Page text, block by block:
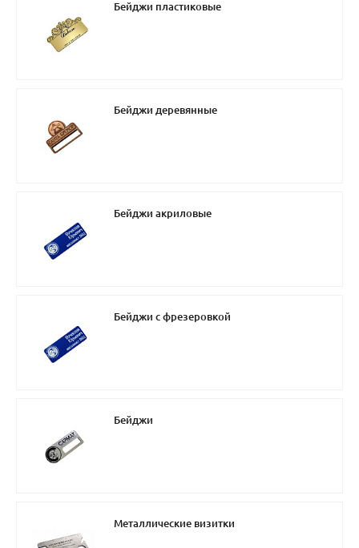
Бейджи пластиковые
Бейджи деревянные
Бейджи акриловые
Бейджи с фрезеровкой
Бейджи
Металлические визитки